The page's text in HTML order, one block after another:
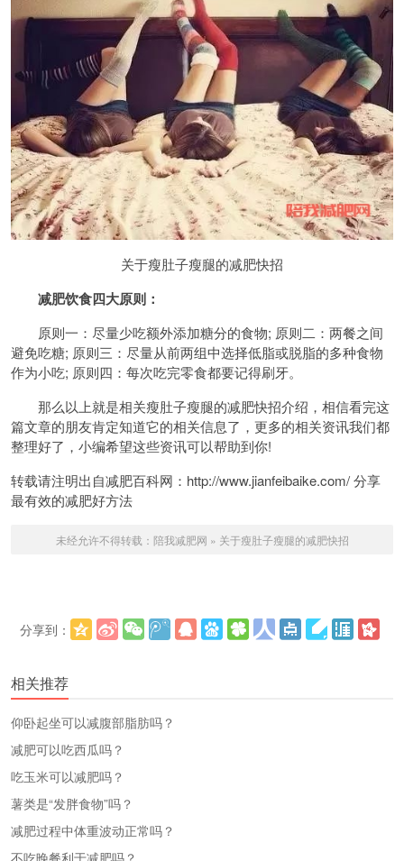
关于瘦肚子瘦腿的减肥快招
减肥饮食四大原则：
原则一：尽量少吃额外添加糖分的食物; 原则二：两餐之间
避免吃糖; 原则三：尽量从前两组中选择低脂或脱脂的多种食物
作为小吃; 原则四：每次吃完零食都要记得刷牙。
那么以上就是相关瘦肚子瘦腿的减肥快招介绍，相信看完这
篇文章的朋友肯定知道它的相关信息了，更多的相关资讯我们都
整理好了，小编希望这些资讯可以帮助到你!
转载请注明出自减肥百科网：http://www.jianfeibaike.com/ 分享
最有效的减肥好方法
未经允许不得转载： 陪我减肥网 » 关于瘦肚子瘦腿的减肥快招
分享到：
相关推荐
仰卧起坐可以减腹部脂肪吗？
减肥可以吃西瓜吗？
吃玉米可以减肥吗？
薯类是“发胖食物”吗？
减肥过程中体重波动正常吗？
不吃晚餐利于减肥吗？